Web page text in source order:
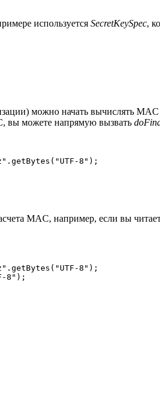
используется SecretKeySpec,
можно начать вычислять
вы можете напрямую вызвать
8");
MAC, например, если вы
8");
8");